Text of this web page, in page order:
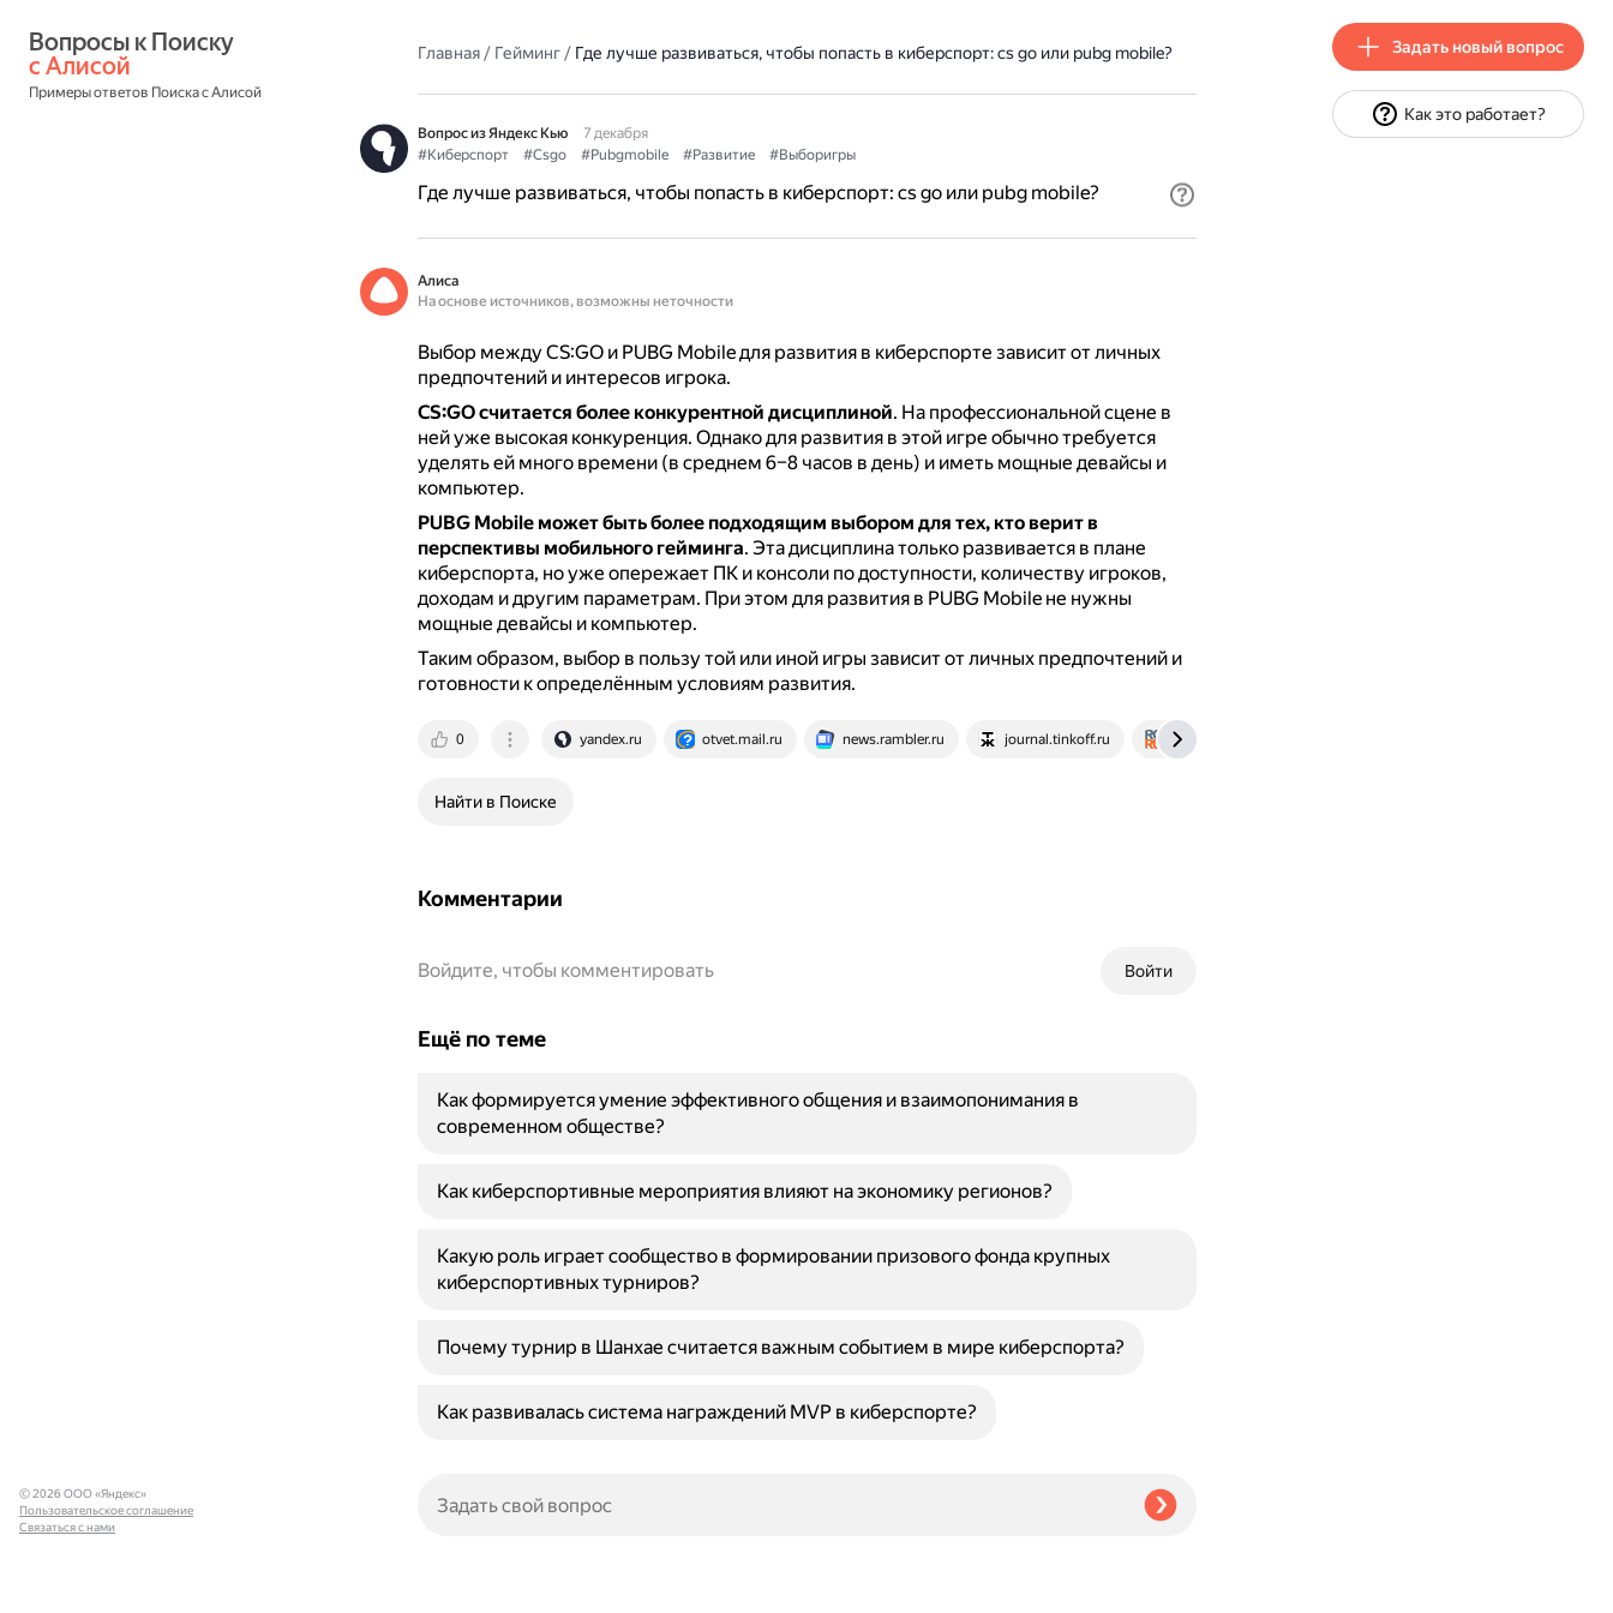
с Алисой
Примеры ответов Поиска с Алисой
Главная/ Гейминг/ Где лучше развиваться, чтобы попасть в киберспорт: cs go или pubg mobile?
Вопрос из Яндекс Кью
7 декабря
#Киберспорт
#Csgo #Pubgmobile #Развитие #Выборигры
Где лучше развиваться, чтобы попасть в киберспорт: cs go или pubg mobile?
Алиса
На основе источников, возможны неточности
Выбор между CS:GO и PUBG Mobile для развития в киберспорте зависит от личных
предпочтений и интересов игрока.
CS:GOсчитается более конкурентной дисциплиной. На профессиональной сцене в
ней уже высокая конкуренция. Однако для развития в этой игре обычно требуется
уделять ей много времени (в среднем 6–8 часов в день) и иметь мощные девайсы и
компьютер.
PUBG Mobile может быть более подходящим выбором для тех, кто верит в
перспективы мобильного гейминга. Эта дисциплина только развивается в плане
киберспорта, но уже опережает ПК и консоли по доступности, количеству игроков,
доходам и другим параметрам. При этом для развития в PUBG Mobile не нужны
мощные девайсы и компьютер.
Таким образом, выбор в пользу той или иной игры зависит от личных предпочтений и
готовности к определённым условиям развития.
0 yandex.ru otvet.mail.ru news.rambler.ru journal.tinkoff.ru rg.ru
Найти в Поиске
Комментарии
Войти
Войдите, чтобы комментировать
Ещё по теме
Как формируется умение эффективного общения и взаимопонимания в
современном обществе?
Как киберспортивные мероприятия влияют на экономику регионов?
Какую роль играет сообщество в формировании призового фонда крупных
киберспортивных турниров?
Почему турнир в Шанхае считается важным событием в мире киберспорта?
Как развивалась система награждений MVP в киберспорте?
© 2026 ООО «Яндекс»
Пользовательское соглашение
Связаться с нами
Задать новый вопрос
Как это работает?